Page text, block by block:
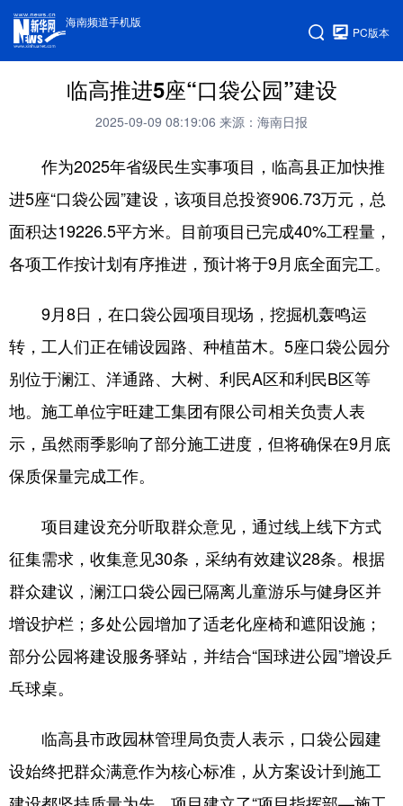
海南频道手机版
PC版本
临高推进5座“口袋公园”建设
2025-09-09 08:19:06 来源：海南日报
作为2025年省级民生实事项目，临高县正加快推
进5座“口袋公园”建设，该项目总投资906.73万元，总
面积达19226.5平方米。目前项目已完成40%工程量，
各项工作按计划有序推进，预计将于9月底全面完工。
9月8日，在口袋公园项目现场，挖掘机轰鸣运
转，工人们正在铺设园路、种植苗木。5座口袋公园分
别位于澜江、洋通路、大树、利民A区和利民B区等
地。施工单位宇旺建工集团有限公司相关负责人表
示，虽然雨季影响了部分施工进度，但将确保在9月底
保质保量完成工作。
项目建设充分听取群众意见，通过线上线下方式
征集需求，收集意见30条，采纳有效建议28条。根据
群众建议，澜江口袋公园已隔离儿童游乐与健身区并
增设护栏；多处公园增加了适老化座椅和遮阳设施；
部分公园将建设服务驿站，并结合“国球进公园”增设乒
乓球桌。
临高县市政园林管理局负责人表示，口袋公园建
设始终把群众满意作为核心标准，从方案设计到施工